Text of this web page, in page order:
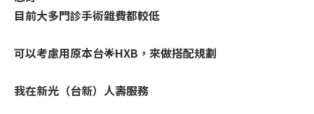
目前大多門診手術雜費都較低
可以考慮用原本台🌟HXB，來做搭配規劃
我在新光（台新）人壽服務